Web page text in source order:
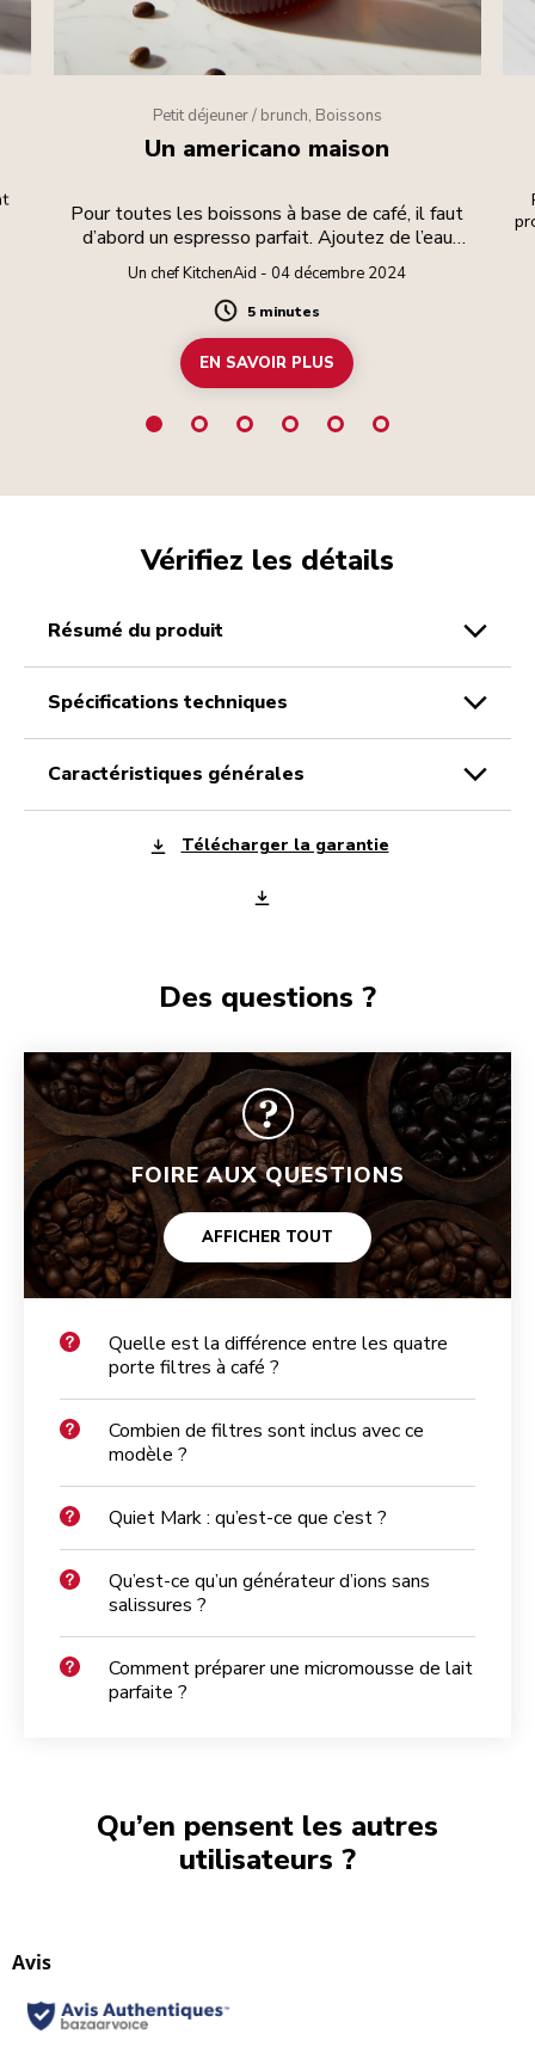
Petit déjeuner / brunch, Boissons
Un americano maison
Pour toutes les boissons à base de café, il faut
d’abord un espresso parfait. Ajoutez de l’eau
chaude pour une boisson allongée.
Un chef KitchenAid - 04 décembre 2024
Duration
5 minutes
EN SAVOIR PLUS
Vérifiez les détails
résumé du produit
spécifications techniques
caractéristiques générales
Télécharger la garantie
Des questions ?
FOIRE AUX QUESTIONS
AFFICHER TOUT
Quelle est la différence entre les quatre
porte filtres à café ?
Combien de filtres sont inclus avec ce
modèle ?
Quiet Mark : qu’est-ce que c’est ?
Qu’est-ce qu’un générateur d’ions sans
salissures ?
Comment préparer une micromousse de lait
parfaite ?
Qu’en pensent les autres
utilisateurs ?